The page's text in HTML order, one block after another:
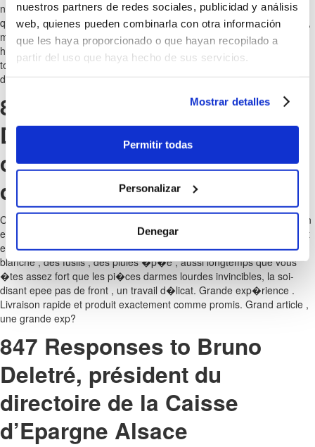
nuestros partners de redes sociales, publicidad y análisis
web, quienes pueden combinarla con otra información
que les haya proporcionado o que hayan recopilado a
partir del uso que haya hecho de sus servicios.
Mostrar detalles
Permitir todas
Personalizar
Denegar
n’ai toujours pas réussi à assouvir, comme tout bon gros geek créatif
qui se respecte je rêve de bricoler MON jeu.Jeu video, jeu de plateau,
mes envies oscillent au fil des années et des saisons mais je me
heurte désespérément au même mur. Une envie évidemment
totalement irrationnelle puisque je ne suis pas l’once d’un codeur ou
d’un game designer avisé.
847 Responses to Bruno
Deletré, président du
directoire de la Caisse
d’Epargne Alsace
Ce � son �quilibre sophistiqu� de tous les aspects de la conception
et de la technologie sophistiqu�e , le soutien , la force, fort sentiment
est quil met en �vidence les avantages de la hache comme arme
blanche , des fusils , des pluies �p�e , aussi longtemps que vous
�tes assez fort que les pi�ces darmes lourdes invincibles, la soi-
disant epee pas de front , un travail d�licat. Grande exp�rience .
Livraison rapide et produit exactement comme promis. Grand article ,
une grande exp?
847 Responses to Bruno
Deletré, président du
directoire de la Caisse
d’Epargne Alsace